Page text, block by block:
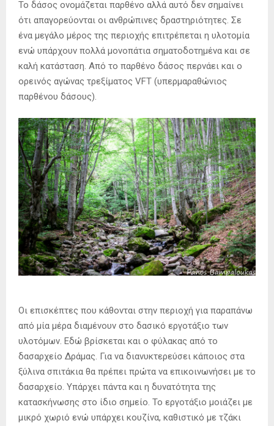
Το δάσος ονομάζεται παρθένο αλλά αυτό δεν σημαίνει
ότι απαγορεύονται οι ανθρώπινες δραστηριότητες. Σε
ένα μεγάλο μέρος της περιοχής επιτρέπεται η υλοτομία
ενώ υπάρχουν πολλά μονοπάτια σηματοδοτημένα και σε
καλή κατάσταση. Από το παρθένο δάσος περνάει και ο
ορεινός αγώνας τρεξίματος VFT (υπερμαραθώνιος
παρθένου δάσους).
Οι επισκέπτες που κάθονται στην περιοχή για παραπάνω
από μία μέρα διαμένουν στο δασικό εργοτάξιο των
υλοτόμων. Εδώ βρίσκεται και ο φύλακας από το
δασαρχείο Δράμας. Για να διανυκτερεύσει κάποιος στα
ξύλινα σπιτάκια θα πρέπει πρώτα να επικοινωνήσει με το
δασαρχείο. Υπάρχει πάντα και η δυνατότητα της
κατασκήνωσης στο ίδιο σημείο. Το εργοτάξιο μοιάζει με
μικρό χωριό ενώ υπάρχει κουζίνα, καθιστικό με τζάκι